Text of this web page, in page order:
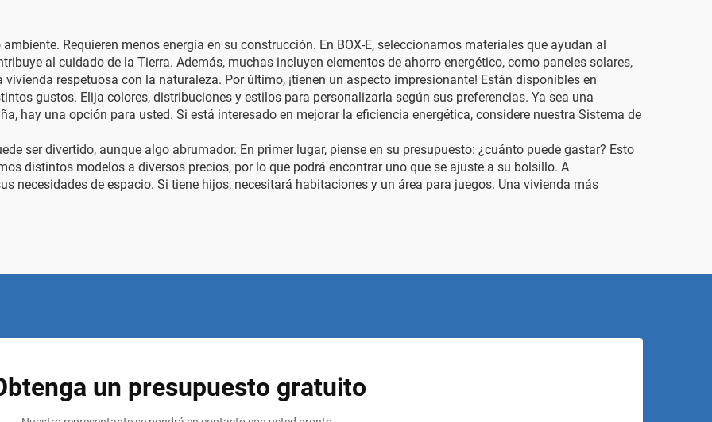
Requieren menos energía en su construcción. En BOX-E, seleccionamos materiales que ayudan al
al cuidado de la Tierra. Además, muchas incluyen elementos de ahorro energético, como paneles solares,
respetuosa con la naturaleza. Por último, ¡tienen un aspecto impresionante! Están disponibles en
gustos. Elija colores, distribuciones y estilos para personalizarla según sus preferencias. Ya sea una
hay una opción para usted. Si está interesado en mejorar la eficiencia energética, considere nuestra Sistema de
ser divertido, aunque algo abrumador. En primer lugar, piense en su presupuesto: ¿cuánto puede gastar? Esto
distintos modelos a diversos precios, por lo que podrá encontrar uno que se ajuste a su bolsillo. A
necesidades de espacio. Si tiene hijos, necesitará habitaciones y un área para juegos. Una vivienda más
un presupuesto gratuito